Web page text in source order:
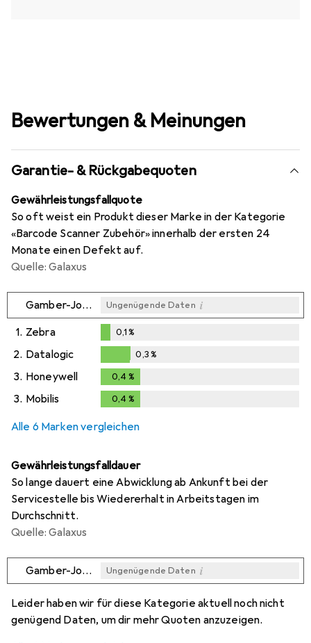
Bewertungen & Meinungen
Garantie- & Rückgabequoten
Gewährleistungsfallquote
So oft weist ein Produkt dieser Marke in der Kategorie
«Barcode Scanner Zubehör» innerhalb der ersten 24
Monate einen Defekt auf.
Quelle: Galaxus
Gamber-Johnson Ungenügende Daten i
1. Zebra
%
0,1%
2. Datalogic
0,3%
0,3%
3. Honeywell 0,4 %
3. Mobilis 0,4 %
Alle 6 Marken vergleichen
Gewährleistungsfalldauer
So lange dauert eine Abwicklung ab Ankunft bei der
Servicestelle bis Wiedererhalt in Arbeitstagen im
Durchschnitt.
Quelle: Galaxus
Gamber-Johnson Ungenügende Daten i
Leider haben wir für diese Kategorie aktuell noch nicht
genügend Daten, um dir mehr Quoten anzuzeigen.